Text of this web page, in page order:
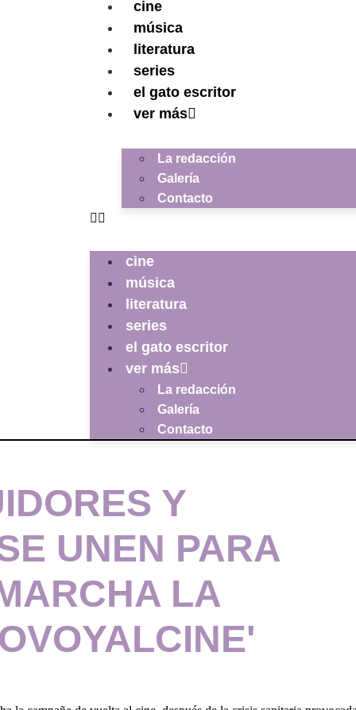
cine
música
literatura
series
el gato escritor
ver más
La redacción
Galería
Contacto
cine
música
literatura
series
el gato escritor
ver más
La redacción
Galería
Contacto
Y
UNEN PARA
LA